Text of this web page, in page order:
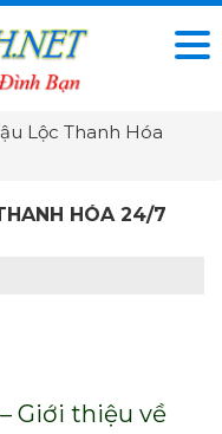
Lộc Thanh Hóa
HÓA 24/7
Giới thiệu về